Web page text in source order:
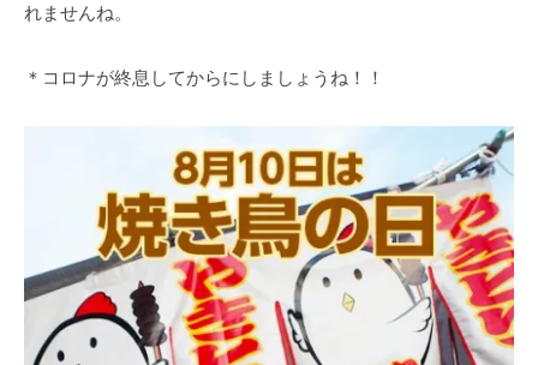
れませんね。
＊コロナが終息してからにしましょうね！！